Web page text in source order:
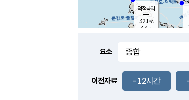
-
덕적북리
32.1℃
3.4 m/s
요소
이전자료 -12시간